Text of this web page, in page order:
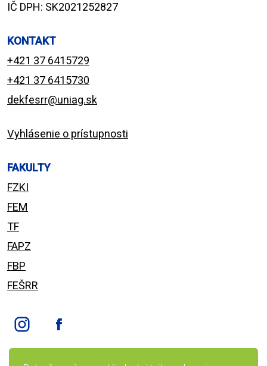
IČ DPH: SK2021252827
KONTAKT
+421 37 6415729
+421 37 6415730
dekfesrr@uniag.sk
Vyhlásenie o prístupnosti
FAKULTY
FZKI
FEM
TF
FAPZ
FBP
FEŠRR